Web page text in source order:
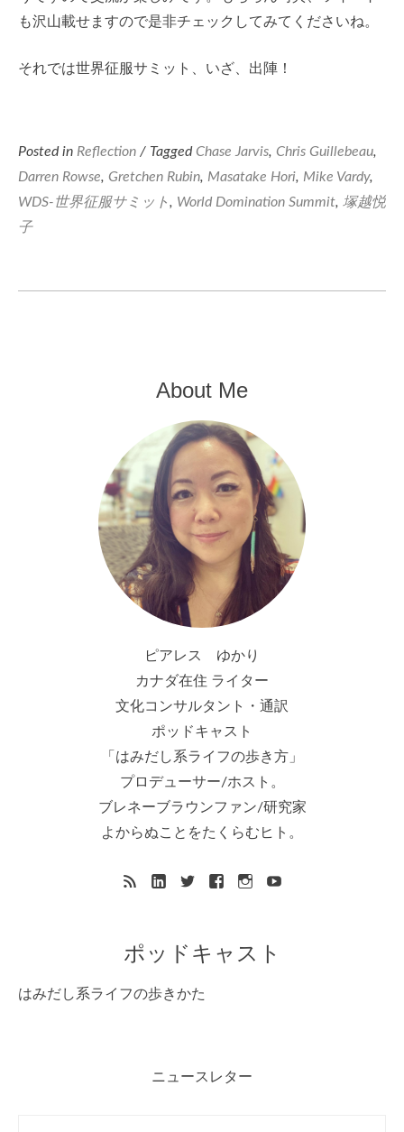
も沢山載せますので是非チェックしてみてくださいね。
それでは世界征服サミット、いざ、出陣！
Posted in Reflection / TaggedChase Jarvis, Chris Guillebeau,
Darren Rowse, Gretchen Rubin, Masatake Hori, Mike Vardy,
WDS-世界征服サミット, World Domination Summit, 塚越悦
子
About Me
ピアレス ゆかり
カナダ在住 ライター
文化コンサルタント・通訳
ポッドキャスト
「はみだし系ライフの歩き方」
プロデューサー/ホスト。
ブレネーブラウンファン/研究家
よからぬことをたくらむヒト。
ポッドキャスト
はみだし系ライフの歩きかた
ニュースレター